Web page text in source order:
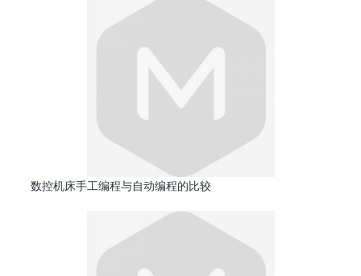
数控机床手工编程与自动编程的比较